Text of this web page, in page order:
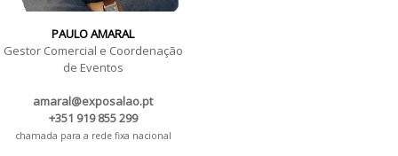
PAULO AMARAL
Gestor Comercial e Coordenação
de Eventos
amaral@exposalao.pt
+351 919 855 299
chamada para a rede fixa nacional